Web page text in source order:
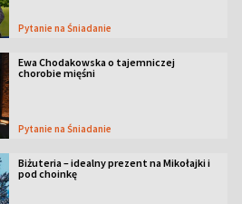
Pytanie na Śniadanie
Ewa Chodakowska o tajemniczej
chorobie mięśni
Pytanie na Śniadanie
Biżuteria – idealny prezent na Mikołajki i
pod choinkę